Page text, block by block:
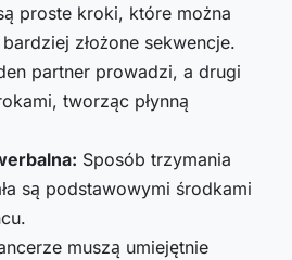
proste kroki, które można
złożone sekwencje.
partner prowadzi, a drugi
tworząc płynną
Sposób trzymania
są podstawowymi środkami
muszą umiejętnie